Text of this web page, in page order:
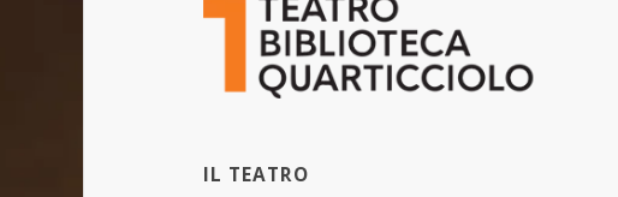
IL TEATRO